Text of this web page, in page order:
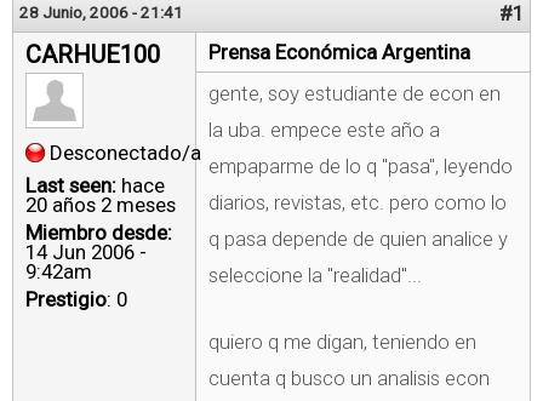
28 Junio, 2006 - 21:41 #1
CARHUE100
Desconectado/a
Last seen: hace
20 años 2 meses
Miembro desde:
14 Jun 2006 -
9:42am
Prestigio: 0
Prensa Económica Argentina
gente, soy estudiante de econ en
la uba. empece este año a
empaparme de lo q "pasa", leyendo
diarios, revistas, etc. pero como lo
q pasa depende de quien analice y
seleccione la "realidad"...
quiero q me digan, teniendo en
cuenta q busco un analisis econ